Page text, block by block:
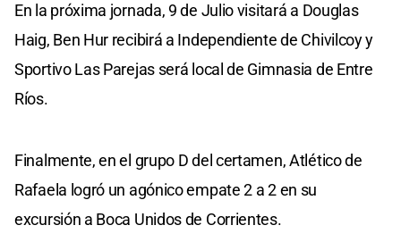
En la próxima jornada, 9 de Julio visitará a Douglas
Haig, Ben Hur recibirá a Independiente de Chivilcoy y
Sportivo Las Parejas será local de Gimnasia de Entre
Ríos.
Finalmente, en el grupo D del certamen, Atlético de
Rafaela logró un agónico empate 2 a 2 en su
excursión a Boca Unidos de Corrientes.